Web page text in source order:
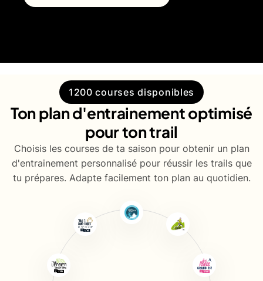
1200 courses disponibles
Ton plan d'entrainement optimisé
pour ton trail
Choisis les courses de ta saison pour obtenir un plan
d'entrainement personnalisé pour réussir les trails que
tu prépares. Adapte facilement ton plan au quotidien.